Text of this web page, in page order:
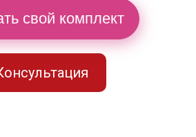
свой комплект